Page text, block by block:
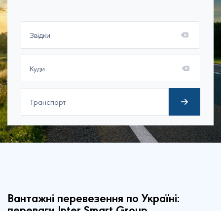
Вантажні перевезення по Україні: